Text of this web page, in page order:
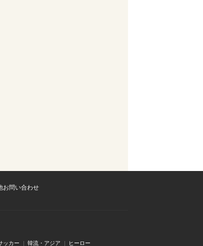
お問い合わせ
ッカー 韓流・アジア ヒーロー